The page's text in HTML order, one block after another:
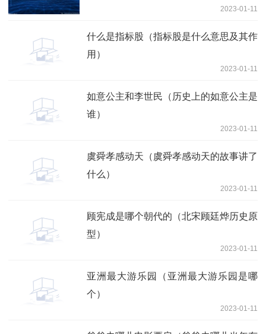
2023-01-11
什么是指标股（指标股是什么意思及其作
用）
2023-01-11
如意公主和李世民（历史上的如意公主是
谁）
2023-01-11
虞舜孝感动天（虞舜孝感动天的故事讲了
什么）
2023-01-11
顾宪成是哪个朝代的（北宋顾廷烨历史原
型）
2023-01-11
亚洲最大游乐园（亚洲最大游乐园是哪
个）
2023-01-11